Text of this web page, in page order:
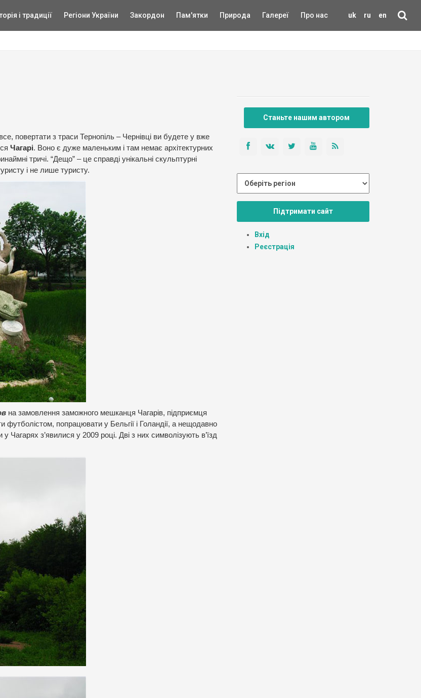
uk ru en
і традиції Регіони України Закордон Пам'ятки Природа Галереї Про нас
повертати з траси Тернопіль – Чернівці ви будете у вже
Чагарі. Воно є дуже маленьким і там немає архітектурних
тричі. “Дещо” – це справді унікальні скульптурні
і не лише туристу.
на замовлення заможного мешканця Чагарів, підприємця
попрацювати у Бельгії і Голандії, а нещодавно
Чагарях з’явилися у 2009 році. Дві з них символізують в’їзд
Станьте нашим автором
Підтримати сайт
Вхід
Реєстрація